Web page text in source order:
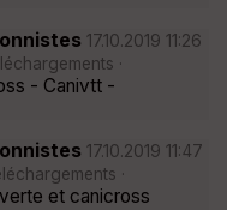
17.10.2019 11:26
·
- Canivtt -
17.10.2019 11:47
·
et canicross